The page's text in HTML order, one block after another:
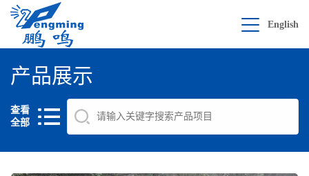
English
产品展示
查看
全部